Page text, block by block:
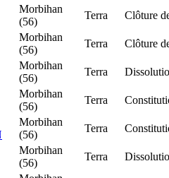
Morbihan
(56)
Terra Clôture
Morbihan
(56)
Terra Clôture
Morbihan
(56)
Terra
Morbihan
(56)
Terra
Morbihan
(56)
Terra
Morbihan
(56)
Terra